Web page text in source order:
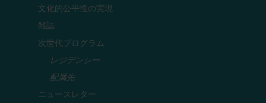
文化的公平性の実現
雑誌
次世代プログラム
レジデンシー
配属先
ニュースレター